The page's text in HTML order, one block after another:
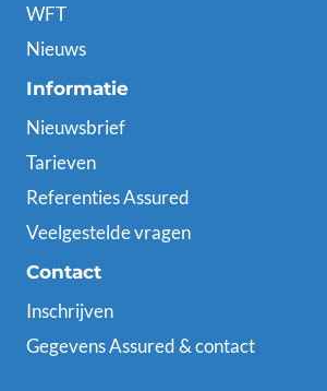
WFT
Nieuws
Informatie
Nieuwsbrief
Tarieven
Referenties Assured
Veelgestelde vragen
Contact
Inschrijven
Gegevens Assured & contact